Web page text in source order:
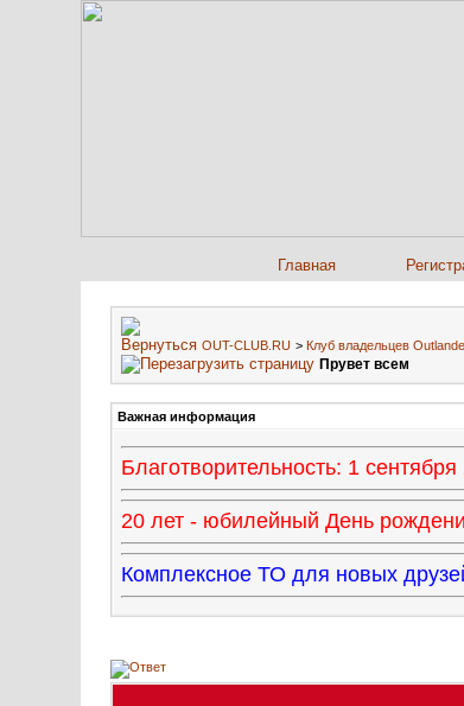
Главная
OUT-CLUB.RU > Клуб владельцев
Прувет всем
Важная информация
Благотворительность: 1
20 лет - юбилейный День
Комплексное ТО для новых